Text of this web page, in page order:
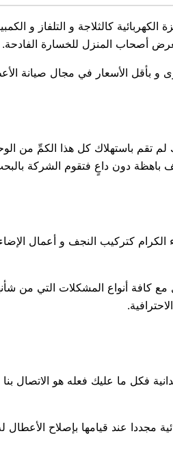
كالثلاجة و التلفاز و
أصحاب المنزل للخسارة الفادحة.
بأقل الأسعار في مجال صيانة
تقم باستهلاك كل هذا الكمِّ من
باهظة دون داعٍ فتقوم الشركة
الكرام كتركيب النجف و أعمال
أنواع المشكلات التي من
فكل ما عليك فعله هو الاتصال
مجددا عند قيامها بإصلاح